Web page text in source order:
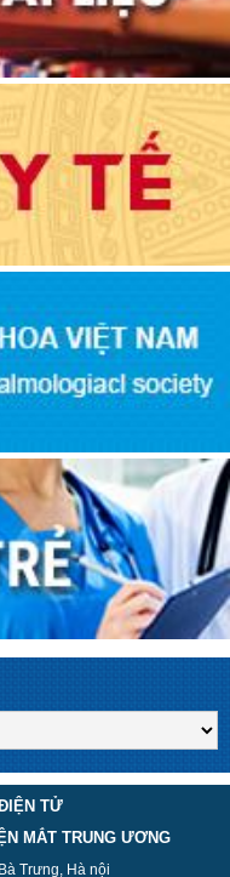
TỬ
MẮT TRUNG ƯƠNG
Trưng, Hà nội